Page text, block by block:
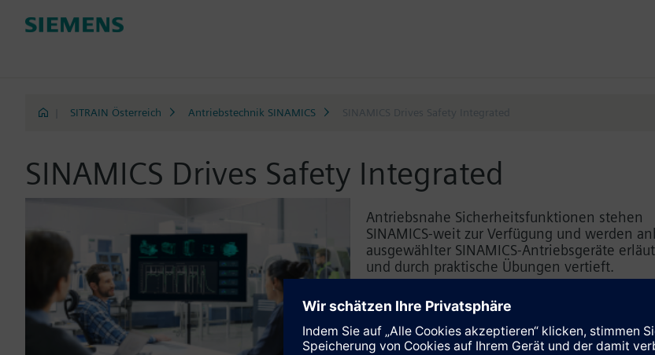
SITRAIN Österreich Antriebstechnik SINAMICS SINAMICS Drives Safety Integrated
SINAMICS Drives Safety Integrated
Antriebsnahe Sicherheitsfunktionen stehen
SINAMICS-weit zur Verfügung und werden
ausgewählter SINAMICS-Antriebsgeräte
und durch praktische Übungen vertieft.